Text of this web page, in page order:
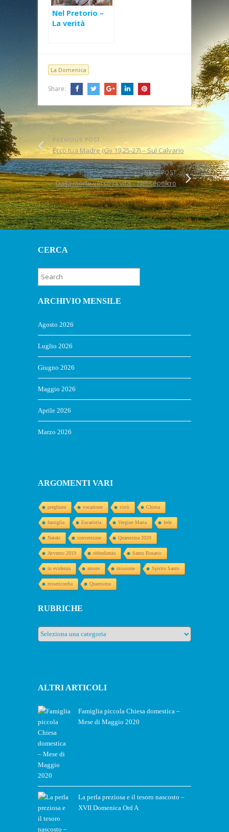
Nel Pretorio –
La verità
La Domenica
Share:
PREVIOUS POST
Ecco tua Madre (Gv 19,25-27) – Sul Calvario
NEXT POST
Dalla morte verso la vita – Nel sepolcro
CERCA
ARCHIVIO MENSILE
Agosto 2026
Luglio 2026
Giugno 2026
Maggio 2026
Aprile 2026
Marzo 2026
ARGOMENTI VARI
preghiera vocazione virtù Chiesa
famiglia Eucaristia Vergine Maria fede
Natale conversione Quaresima 2020
Avvento 2019 obbedienza Santo Rosario
in evidenza amore missione Spirito Santo
misericordia Quaresima
RUBRICHE
Rubriche
ALTRI ARTICOLI
Famiglia piccola Chiesa domestica –
Mese di Maggio 2020
La perla preziosa e il tesoro nascosto –
XVII Domenica Ord A